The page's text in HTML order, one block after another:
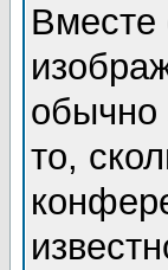
Вместе
обычно
то,